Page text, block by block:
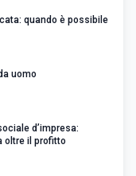
quando è possibile
uomo
d’impresa:
oltre il profitto